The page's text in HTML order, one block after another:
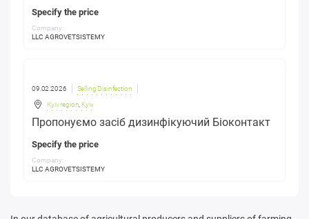
Specify the price
Company:
LLC AGROVETSISTEMY
09.02.2026 Selling Disinfection
Kyiv region Kyiv
Пропонуємо засіб дизинфікуючий Біоконтакт
Specify the price
Company:
LLC AGROVETSISTEMY